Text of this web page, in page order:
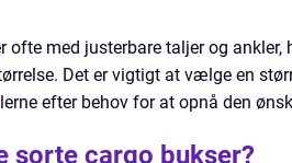
ofte med justerbare taljer og
Det er vigtigt at vælge en
efter behov for at opnå den
sorte cargo bukser?